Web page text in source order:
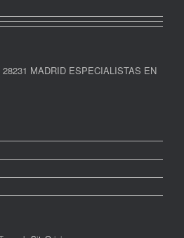
MADRID ESPECIALISTAS EN